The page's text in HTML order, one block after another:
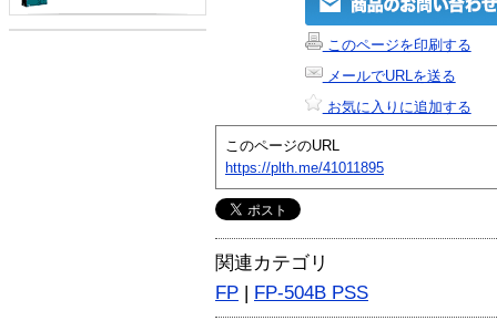
このページを印刷する
メールでURLを送る
お気に入りに追加する
このページのURL
https://plth.me/41011895
関連カテゴリ
FP | FP-504B PSS